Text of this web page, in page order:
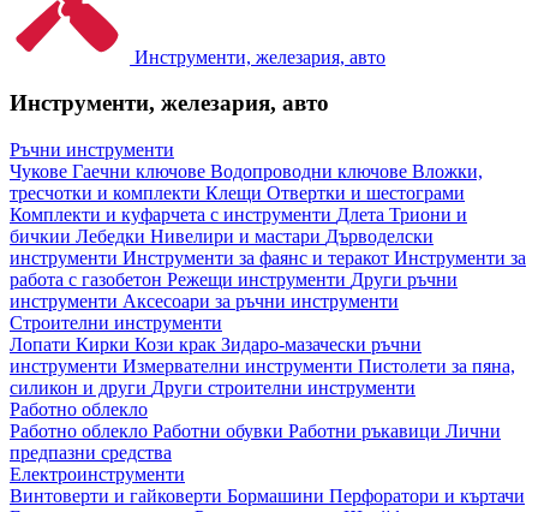
Инструменти, железария, авто
Инструменти, железария, авто
Ръчни инструменти
Чукове Гаечни ключове Водопроводни ключове Вложки,
тресчотки и комплекти Клещи Отвертки и шестограми
Комплекти и куфарчета с инструменти Длета Триони и
бичкии Лебедки Нивелири и мастари Дърводелски
инструменти Инструменти за фаянс и теракот Инструменти за
работа с газобетон Режещи инструменти Други ръчни
инструменти Аксесоари за ръчни инструменти
Строителни инструменти
Лопати Кирки Кози крак Зидаро-мазачески ръчни
инструменти Измервателни инструменти Пистолети за пяна,
силикон и други Други строителни инструменти
Работно облекло
Работно облекло Работни обувки Работни ръкавици Лични
предпазни средства
Електроинструменти
Винтоверти и гайковерти Бормашини Перфоратори и къртачи